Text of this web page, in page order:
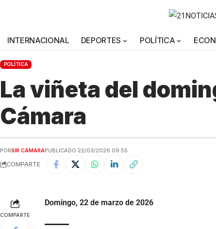
INTERNACIONAL DEPORTES POLÍTICA
POLÍTICA
La viñeta del
Cámara
PORSIR CÁMARAPUBLICADO 22/03/2026 09:55
COMPARTE
COMPARTE
Domingo, 22 de marzo de 2026